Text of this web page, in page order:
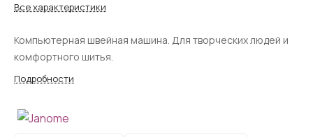
Все характеристики
Компьютерная швейная машина. Для творческих людей и
комфортного шитья.
Подробности